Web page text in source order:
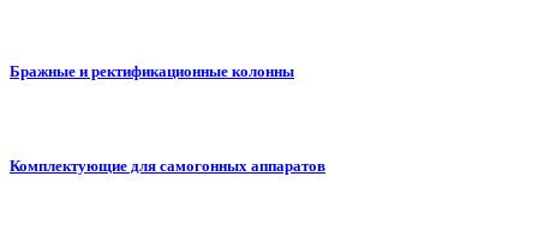
Бражные и ректификационные колонны
Комплектующие для самогонных аппаратов